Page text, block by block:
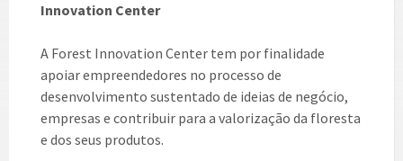
Innovation Center
A Forest Innovation Center tem por finalidade
apoiar empreendedores no processo de
desenvolvimento sustentado de ideias de negócio,
empresas e contribuir para a valorização da floresta
e dos seus produtos.